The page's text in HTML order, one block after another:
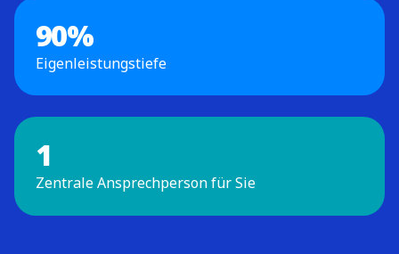
90%
Eigenleistungstiefe
1
Zentrale Ansprechperson für Sie